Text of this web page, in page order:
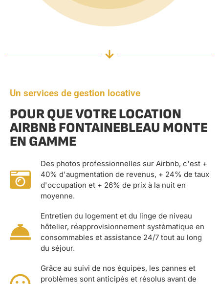
Un services de gestion locative
POUR QUE VOTRE LOCATION
AIRBNB FONTAINEBLEAU MONTE
EN GAMME
Des photos professionnelles sur Airbnb, c'est +
40% d'augmentation de revenus, + 24% de taux
d'occupation et + 26% de prix à la nuit en
moyenne.
Entretien du logement et du linge de niveau
hôtelier, réapprovisionnement systématique en
consommables et assistance 24/7 tout au long
du séjour.
Grâce au suivi de nos équipes, les pannes et
problèmes sont anticipés et résolus avant de